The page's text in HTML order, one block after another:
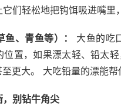
们轻松地把钩饵吸进嘴里
、青鱼等）：
大鱼的吃
位置，如果漂太轻、铅太
更大。 大吃铅量的漂能帮
，别钻牛角尖